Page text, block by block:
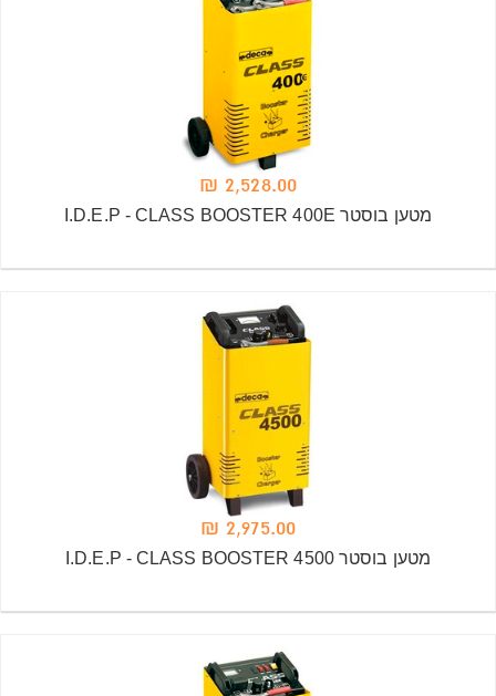
2,528.00 ₪
מטען בוסטר I.D.E.P - CLASS BOOSTER 400E
2,975.00 ₪
מטען בוסטר I.D.E.P - CLASS BOOSTER 4500